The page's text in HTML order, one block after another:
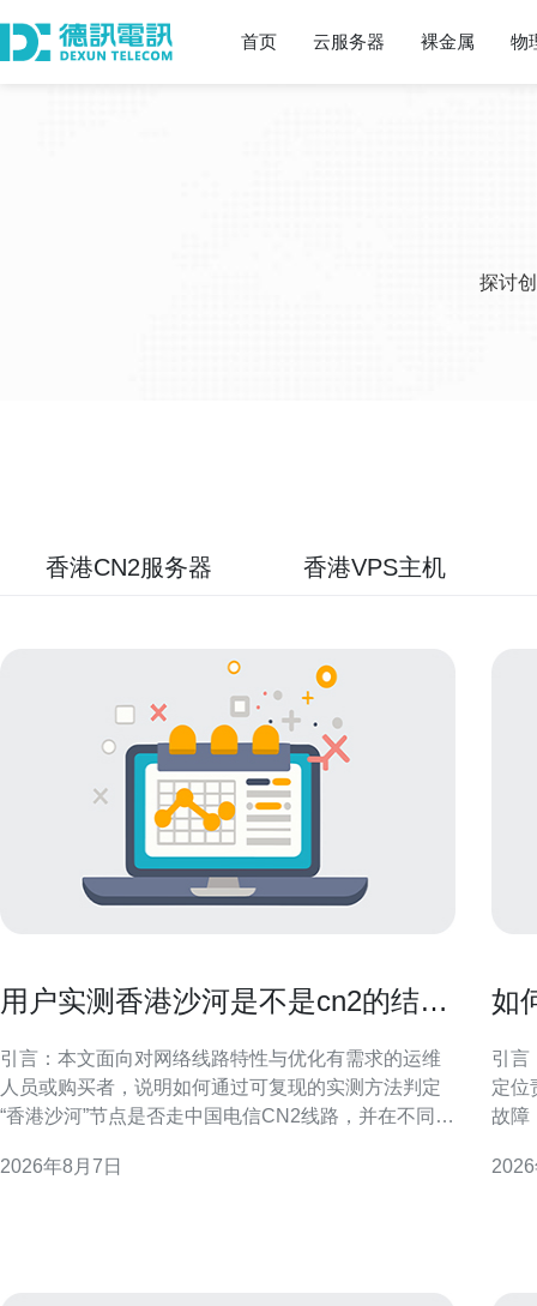
首页 云服务器 裸金属 物
探讨
香港CN2服务器 香港VPS主机
用户实测香港沙河是不是cn2的结果
引言：本文面向对网络线路特性与优化有需求的运维
人员或购买者，说明如何通过可复现的实测方法判定
“香港沙河”节点是否走中国电信CN2线路，并在不同判
断言，提供操作步骤与解读要点，方便读者自行复
2026年8月7日
如
引言
定位
故障
时间内恢复访